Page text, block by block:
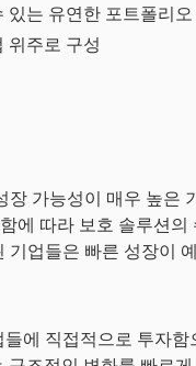
는 유연한 포트폴리오
위주로 구성
가능성이 매우 높은
에 따라 보호 솔루션의
업들은 빠른 성장이
에 직접적으로 투자